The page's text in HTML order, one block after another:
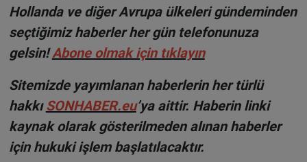
Hollanda ve diğer Avrupa ülkeleri gündeminden
seçtiğimiz haberler her gün telefonunuza
gelsin!Abone olmak için tıklayın
Sitemizde yayımlanan haberlerin her türlü
hakkıSONHABER.eu’ya aittir. Haberin linki
kaynak olarak gösterilmeden alınan haberler
için hukuki işlem başlatılacaktır.